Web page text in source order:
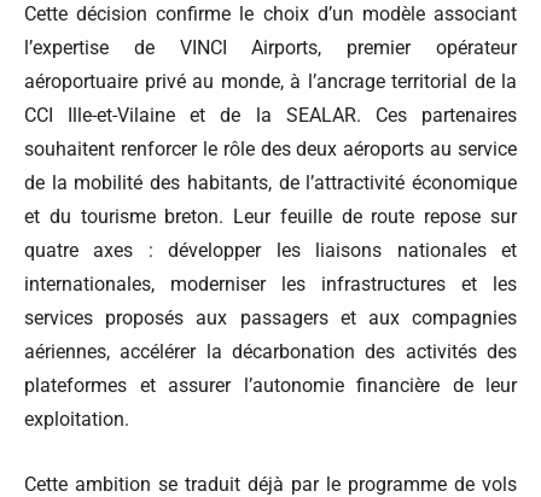
Cette décision confirme le choix d’un modèle associant
l’expertise de VINCI Airports, premier opérateur
aéroportuaire privé au monde, à l’ancrage territorial de la
CCI Ille-et-Vilaine et de la SEALAR. Ces partenaires
souhaitent renforcer le rôle des deux aéroports au service
de la mobilité des habitants, de l’attractivité économique
et du tourisme breton. Leur feuille de route repose sur
quatre axes : développer les liaisons nationales et
internationales, moderniser les infrastructures et les
services proposés aux passagers et aux compagnies
aériennes, accélérer la décarbonation des activités des
plateformes et assurer l’autonomie financière de leur
exploitation.
Cette ambition se traduit déjà par le programme de vols